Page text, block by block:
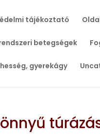
tájékoztató
betegségek
gyerekágy